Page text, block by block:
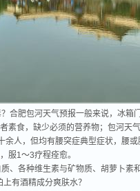
合肥包河天气预报一般来说，冰箱
素食，缺少必须的营养物；包河天
余人，但均有腰突症典型症状，腰
服1～3疗程痊愈。
、各种维生素与矿物质、胡萝卜素
有酒精成分爽肤水？